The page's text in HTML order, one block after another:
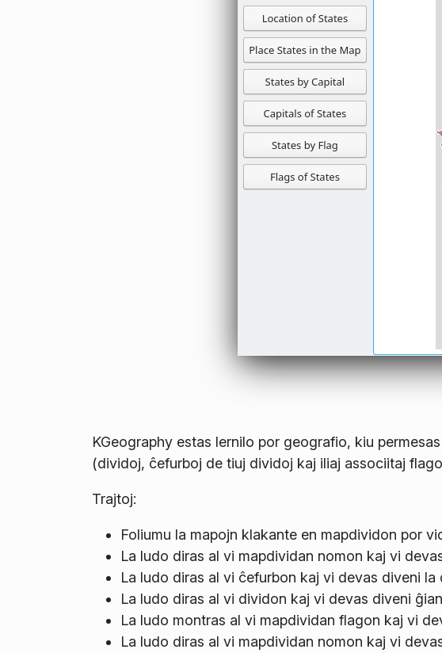
KGeography estas lernilo por geografio, kiu
(dividoj, ĉefurboj de tiuj dividoj kaj iliaj associitaj
Trajtoj:
Foliumu la mapojn klakante en mapdividon por
La ludo diras al vi mapdividan nomon kaj vi
La ludo diras al vi ĉefurbon kaj vi devas diveni
La ludo diras al vi dividon kaj vi devas diveni
La ludo montras al vi mapdividan flagon kaj vi
La ludo diras al vi mapdividan nomon kaj vi